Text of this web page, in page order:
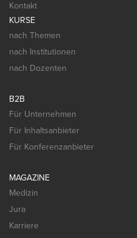
Kontakt
KURSE
nach Themen
nach Institutionen
nach Dozenten
B2B
Für Unternehmen
Für Inhaltsanbieter
Für Konferenzanbieter
MAGAZINE
Medizin
Jura
Karriere